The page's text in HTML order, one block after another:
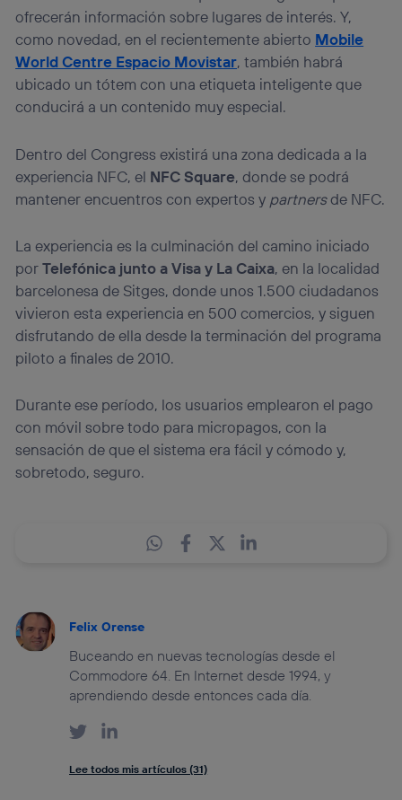
ofrecerán información sobre lugares de interés. Y,
como novedad, en el recientemente abierto Mobile
World Centre Espacio Movistar, también habrá
ubicado un tótem con una etiqueta inteligente que
conducirá a un contenido muy especial.
Dentro del Congress existirá una zona dedicada a la
experiencia NFC, el NFC Square, donde se podrá
mantener encuentros con expertos y partnersde NFC.
La experiencia es la culminación del camino iniciado
porTelefónica junto a Visa y La Caixa, en la localidad
barcelonesa de Sitges, donde unos 1.500 ciudadanos
vivieron esta experiencia en 500 comercios, y siguen
disfrutando de ella desde la terminación del programa
piloto a finales de 2010.
Durante ese período, los usuarios emplearon el pago
con móvil sobre todo para micropagos, con la
sensación de que el sistema era fácil y cómodo y,
sobretodo, seguro.
Felix Orense
Buceando en nuevas tecnologías desde el
Commodore 64. En Internet desde 1994, y
aprendiendo desde entonces cada día.
Lee todos mis artículos (31)